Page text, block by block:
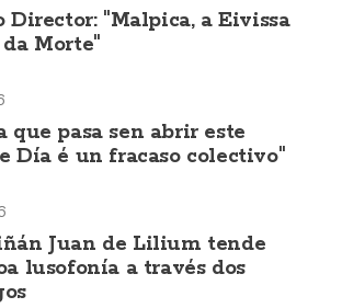
Director: "Malpica, a Eivissa
Morte"
que pasa sen abrir este
Día é un fracaso colectivo"
Juan de Lilium tende
lusofonía a través dos